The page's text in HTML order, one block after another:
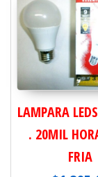
LAMPARA
. 20MIL
FRIA